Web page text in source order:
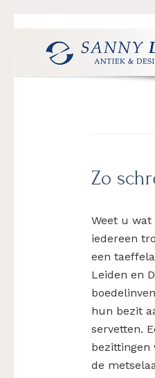
hoofdnavigatie
hoofd
eerste
voettekst
Zo
Weet u wat
iedereen
een
Leiden en
hun bezit
servetten.
bezittingen
de